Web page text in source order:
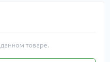
товаре.